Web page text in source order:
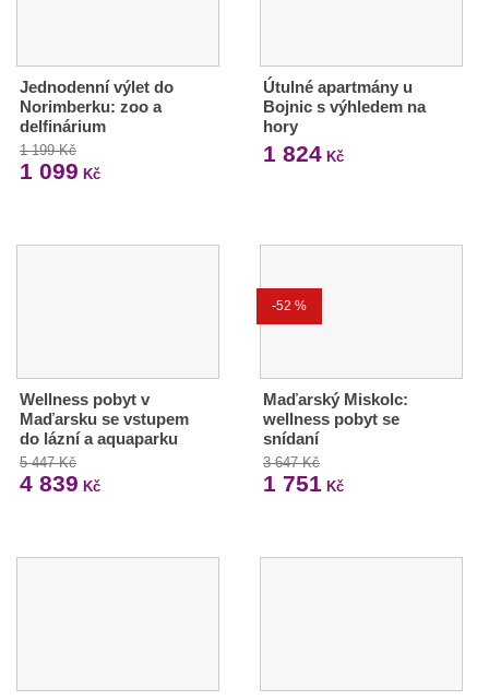
Jednodenní výlet do
Norimberku: zoo a
delfinárium
1 199 Kč
1 099 Kč
Útulné apartmány u
Bojnic s výhledem na
hory
1 824Kč
Wellness pobyt v
Maďarsku se vstupem
do lázní a aquaparku
5 447 Kč
4 839 Kč
-52 %
Maďarský Miskolc:
wellness pobyt se
snídaní
3 647 Kč
1 751 Kč